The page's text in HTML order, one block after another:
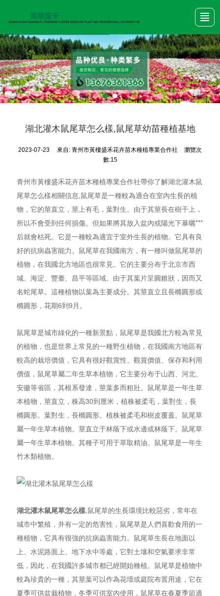
首頁 產品展示 關于我們 新聞動態 公司圖冊 行業資訊 聯系我們
湖北灌木鼠尾草怎么樣,鼠尾草幼苗種植基地
2023-07-23 來自:青州市黃樓盛禾花卉苗木種植專業合作社
瀏覽次
數:15
青州市黃樓盛禾花卉苗木種植專業合作社帶你了解湖北灌木鼠
尾草怎么樣相關信息,鼠尾草是一種較為適合在室內生長的植
物，它的莖直立，莖上有毛，葉對生。由于其莖長在樹干上，
所以不會受到任何損傷。但如果將其放入盆內或陽光下暴曬***
后就會枯死。它是一種較為適宜于室外生長的植物。它具有良
好的抗病蟲害能力。鼠尾草在我國南方，有一種叫做鼠尾草的
植物，在我國北方地區也很常見。它的主要分布于北京市西
城、海淀、豐臺、昌平等區域。由于其葉片呈圓錐狀，因而又
名蛇尾草。這種植物以葉為主要成分。其莖直立且長橢圓形或
橢圓形，花期6到9月。
鼠尾草是城市綠化的一種新景點，鼠尾草是我國北方較為常見
的植物，也是世界上常見的一種野生植物，在我國南方地區有
較高的栽培價值，它具有很好觀賞性、觀賞價值、保存和利用
價值，鼠尾草屬二年生草本植物，它主要分布于山西、河北、
安徽等省區，其根系發達，莖葉多而粗壯。鼠尾草是一年生草
本植物，莖直立，株高30到厘米，植株被柔毛，葉對生，長
橢圓形。葉對生，長橢圓形。植株被柔毛和樹皮覆蓋。鼠尾草
屬一年生草本植物。莖直立于林蔭下或水邊或林蔭下。鼠尾草
屬一年生草本植物。其種子可用于萃取精油。鼠尾草是一年生
竹木類植物。
湖北灌木鼠尾草怎么樣,鼠尾草的生長環境比較惡劣，常年在
城市中繁殖，并有一定的危害性，鼠尾草是人們喜歡食用的一
種植物，它具有很強的抗病蟲害能力。鼠尾草生長在地面以
上、水泥路面上、地下水中等處，它對土壤和空氣要求非常
低，因此，在我國許多城市都已經開始種植。鼠尾草是植物中
較為珍貴的一種，其莖葉可以作為花壇或庭院布置用途，它在
夏季可供盆栽植物，冬季可供室內使用，鼠尾草在春夏季節適